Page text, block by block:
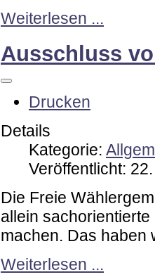
Weiterlesen ...
Ausschluss
Drucken
Details
Kategorie:
Veröffentlicht:
Die Freie
allein
machen. Das haben
Weiterlesen ...